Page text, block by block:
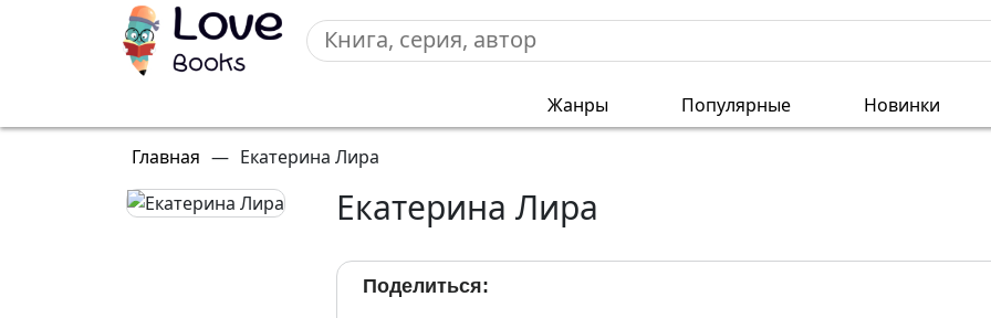
Жанры Популярные Новинки
Главная — Екатерина Лира
Екатерина Лира
Поделиться: